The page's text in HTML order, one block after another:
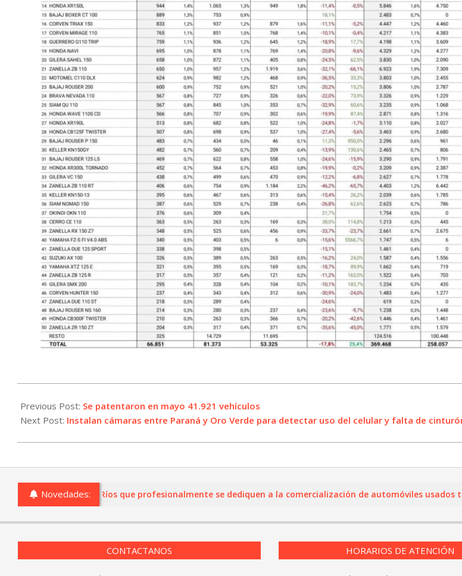
06-
02
Previous Post: Se patentaron en mayo 41.921 vehículos
Next Post: Instalan cámaras entre Paraná y Oro Verde para detectar uso del celular y falta de
Novedades:
de Entre Ríos que profesionalmente se dediquen a la comercialización de automóviles usados
CONTACTANOS HORARIOS DE ATENCIÓN